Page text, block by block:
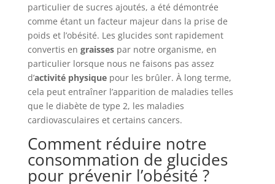
particulier de sucres ajoutés, a été démontrée
comme étant un facteur majeur dans la prise de
poids et l’obésité. Les glucides sont rapidement
convertis en graissespar notre organisme, en
particulier lorsque nous ne faisons pas assez
d’activité physiquepour les brûler. À long terme,
cela peut entraîner l’apparition de maladies telles
que le diabète de type 2, les maladies
cardiovasculaires et certains cancers.
Comment réduire notre
consommation de glucides
pour prévenir l’obésité ?